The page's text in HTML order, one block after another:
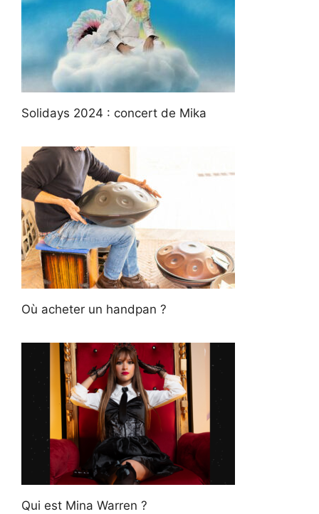
Solidays 2024 : concert de Mika
Où acheter un handpan ?
Qui est Mina Warren ?